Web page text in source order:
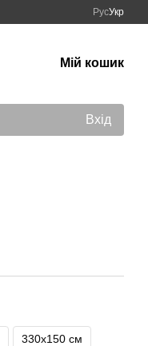
РусУкр
Мій кошик
Вхід
330х150 см